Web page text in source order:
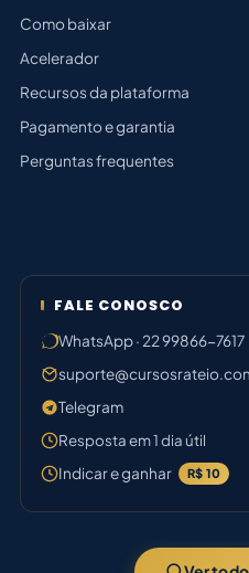
Como baixar
Acelerador
Recursos da plataforma
Pagamento e garantia
Perguntas frequentes
FALE CONOSCO
WhatsApp · 22 99866-7617
Telegram
Resposta em 1 dia útil
Indicar e ganhar
R$ 10